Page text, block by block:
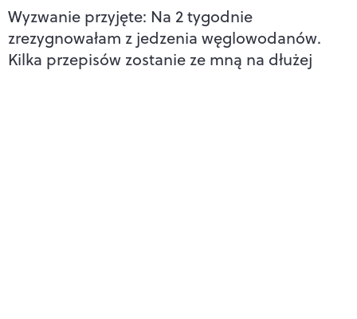
Wyzwanie przyjęte: Na 2 tygodnie
zrezygnowałam z jedzenia węglowodanów.
Kilka przepisów zostanie ze mną na dłużej